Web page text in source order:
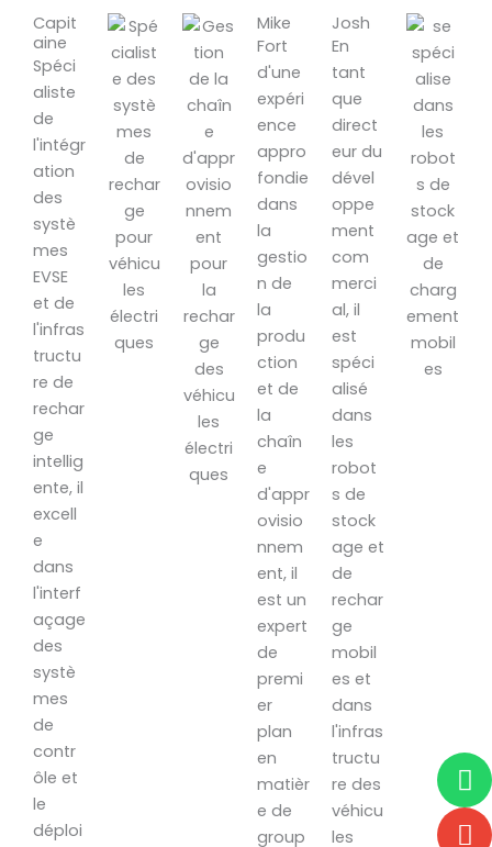
Capit
aine
Spéci
aliste
de
l'intégr
ation
des
systè
mes
EVSE
et de
l'infras
tructu
re de
rechar
ge
intellig
ente, il
excell
e
dans
l'interf
açage
des
systè
mes
de
contr
ôle et
le
déploi
Mike
Fort
d'une
expéri
ence
appro
fondie
dans
la
gestio
n de
la
produ
ction
et de
la
chaîn
e
d'appr
ovisio
nnem
ent, il
est un
expert
de
premi
er
plan
en
matièr
e de
group
Josh
En
tant
que
direct
eur du
dével
oppe
ment
com
merci
al, il
est
spéci
alisé
dans
les
robot
s de
stock
age et
de
rechar
ge
mobil
es et
dans
l'infras
tructu
re des
véhicu
les